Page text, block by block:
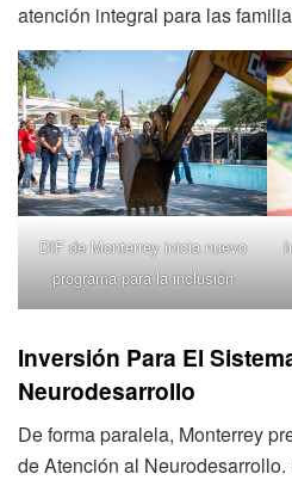
atención integral para las
DIF de Monterrey inicia nuevo
programa para la inclusión
Inversión Para El
Neurodesarrollo
De forma paralela, Monterrey
de Atención al